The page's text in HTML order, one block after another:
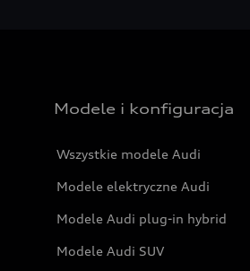
Modele i konfiguracja
Wszystkie modele Audi
Modele elektryczne Audi
Modele Audi plug-in hybrid
Modele Audi SUV